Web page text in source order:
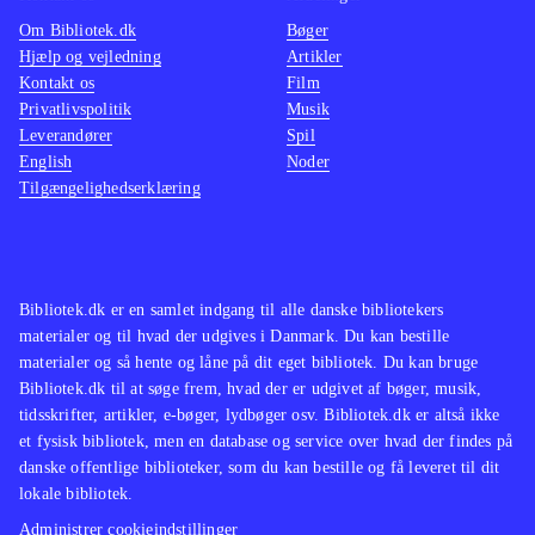
Portal 1+2 bygger på det enormt
populære "Half life 2", der dog er et
actionbrag i forhold til
Portal 2 er, helt objektivt, noget af
det ypperste hovedbrud man kan
finde sig. Sandsynligheden for rigtig
nødvendighed.
Bibliotek.dk er en samlet indgang til alle danske bibliotekers
materialer og til hvad der udgives i Danmark. Du kan bestille
materialer og så hente og låne på dit eget bibliotek. Du kan bruge
Bibliotek.dk til at søge frem, hvad der er udgivet af bøger, musik,
tidsskrifter, artikler, e-bøger, lydbøger osv. Bibliotek.dk er altså ikke
et fysisk bibliotek, men en database og service over hvad der findes på
danske offentlige biblioteker, som du kan bestille og få leveret til dit
lokale bibliotek.
Administrer cookieindstillinger
Om Bibliotek.dk
Hjælp og vejledning
Kontakt os
Privatlivspolitik
Leverandører
English
Tilgængelighedserklæring
Bøger
Artikler
Film
Musik
Spil
Noder